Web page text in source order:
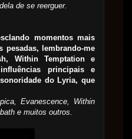
de se reerguer.
momentos mais
pesadas, lembrando-me
Within Temptation e
principais e
do Lyria, que
Evanescence, Within
e muitos outros.